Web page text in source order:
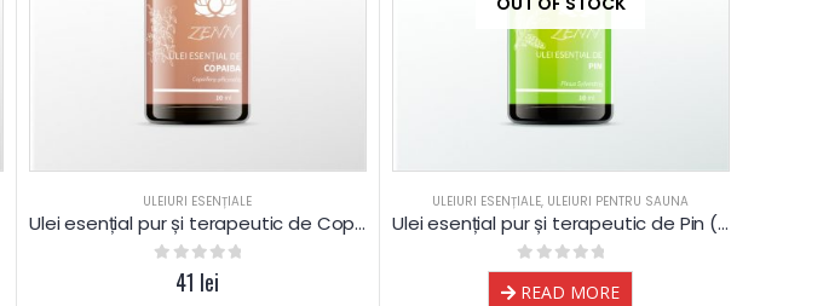
ULEIURI ESENȚIALE
Ulei esențial pur și terapeutic de Copaiba Balsam
out of 5
41 lei
ULEIURI ESENȚIALE, ULEIURI PENTRU SAUNA
Ulei esențial pur și terapeutic de Pin (Pin Silvestru)
0out of 5
READ MORE